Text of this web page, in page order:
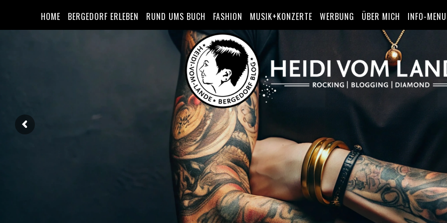
HOME BERGEDORF ERLEBEN RUND UMS BUCH FASHION MUSIK+KONZERTE WERBUNG ÜBER MICH INFO-